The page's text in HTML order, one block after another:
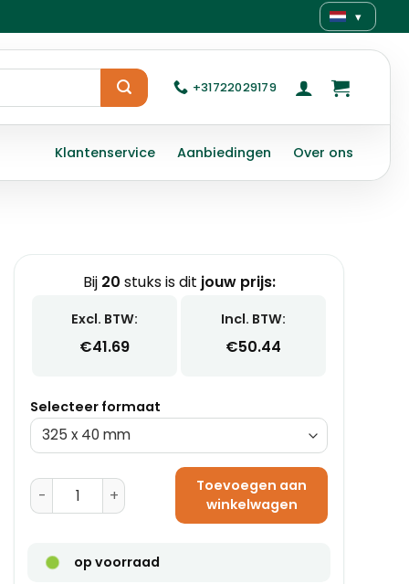
▾
+31722029179
Klantenservice Aanbiedingen Over ons
Bij 20 stuks is dit jouw prijs:
Excl. BTW:
€41.69
Incl. BTW:
€50.44
Selecteer formaat
Driehoekige Kokers (430 x 60 mm) aantal
Toevoegen aan
winkelwagen
op voorraad